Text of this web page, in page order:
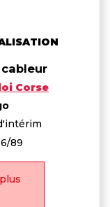
Corse
89